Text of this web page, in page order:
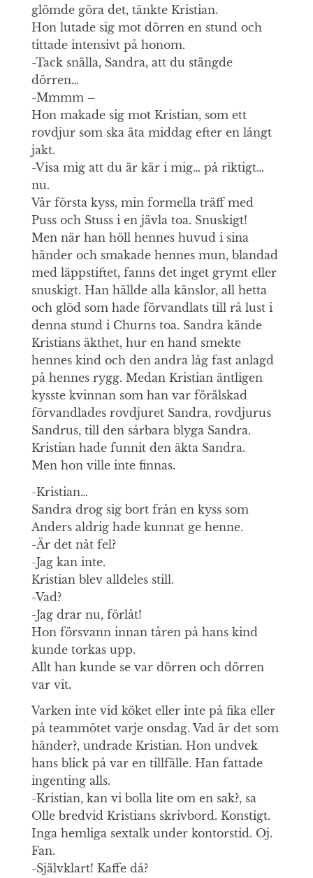
glömde göra det, tänkte Kristian.
Hon lutade sig mot dörren en stund och
tittade intensivt på honom.
-Tack snälla, Sandra, att du stängde
dörren…
-Mmmm –
Hon makade sig mot Kristian, som ett
rovdjur som ska äta middag efter en långt
jakt.
-Visa mig att du är kär i mig… på riktigt…
nu.
Vår första kyss, min formella träff med
Puss och Stuss i en jävla toa. Snuskigt!
Men när han höll hennes huvud i sina
händer och smakade hennes mun, blandad
med läppstiftet, fanns det inget grymt eller
snuskigt. Han hällde alla känslor, all hetta
och glöd som hade förvandlats till rå lust i
denna stund i Churns toa. Sandra kände
Kristians äkthet, hur en hand smekte
hennes kind och den andra låg fast anlagd
på hennes rygg. Medan Kristian äntligen
kysste kvinnan som han var förälskad
förvandlades rovdjuret Sandra, rovdjurus
Sandrus, till den sårbara blyga Sandra.
Kristian hade funnit den äkta Sandra.
Men hon ville inte finnas.
-Kristian…
Sandra drog sig bort från en kyss som
Anders aldrig hade kunnat ge henne.
-Är det nåt fel?
-Jag kan inte.
Kristian blev alldeles still.
-Vad?
-Jag drar nu, förlåt!
Hon försvann innan tåren på hans kind
kunde torkas upp.
Allt han kunde se var dörren och dörren
var vit.
Varken inte vid köket eller inte på fika eller
på teammötet varje onsdag. Vad är det som
händer?, undrade Kristian. Hon undvek
hans blick på var en tillfälle. Han fattade
ingenting alls.
-Kristian, kan vi bolla lite om en sak?, sa
Olle bredvid Kristians skrivbord. Konstigt.
Inga hemliga sextalk under kontorstid. Oj.
Fan.
-Självklart! Kaffe då?